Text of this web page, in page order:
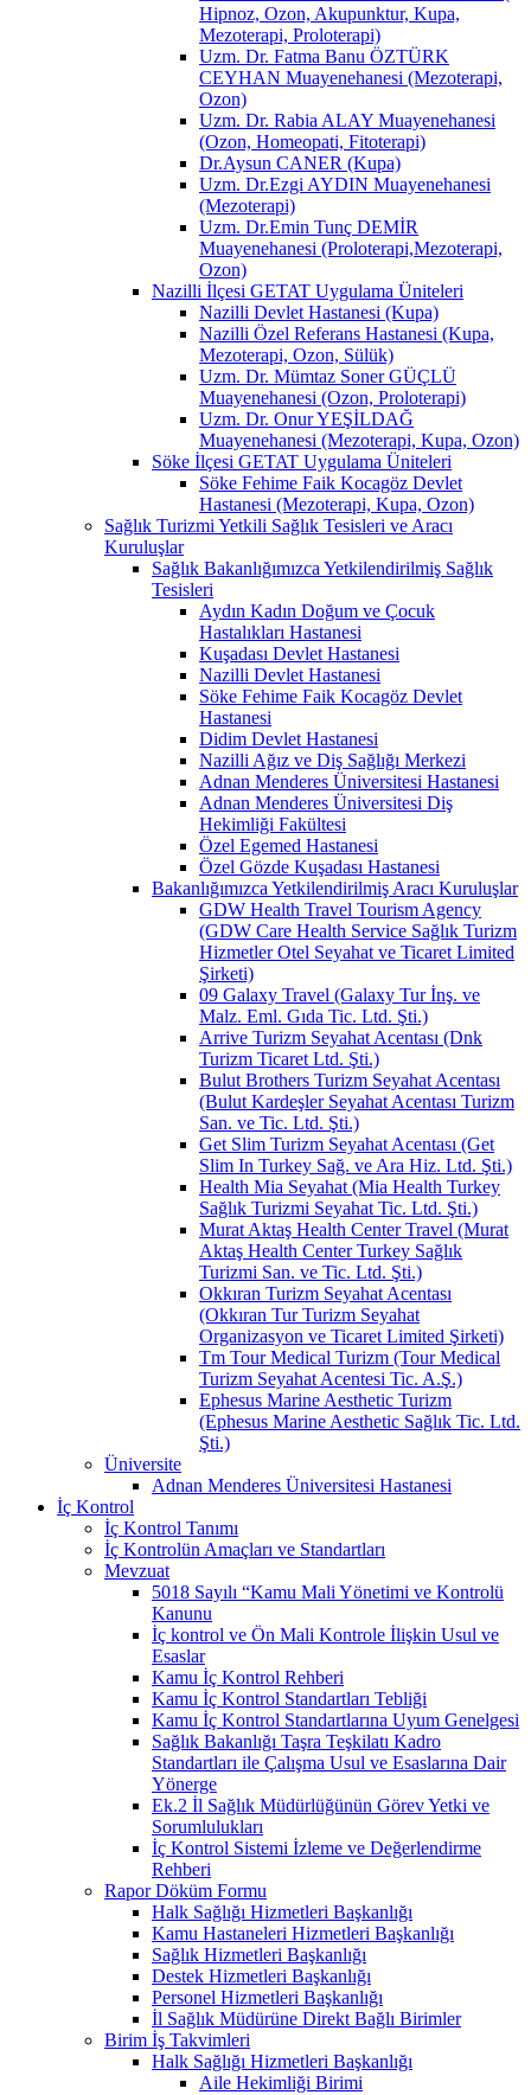
Hipnoz, Ozon, Akupunktur, Kupa,
Mezoterapi, Proloterapi)
Uzm. Dr. Fatma Banu ÖZTÜRK
CEYHAN Muayenehanesi (Mezoterapi,
Ozon)
Uzm. Dr. Rabia ALAY Muayenehanesi
(Ozon, Homeopati, Fitoterapi)
Dr.Aysun CANER (Kupa)
Uzm. Dr.Ezgi AYDIN Muayenehanesi
(Mezoterapi)
Uzm. Dr.Emin Tunç DEMİR
Muayenehanesi (Proloterapi,Mezoterapi,
Ozon)
Nazilli İlçesi GETAT Uygulama Üniteleri
Nazilli Devlet Hastanesi (Kupa)
Nazilli Özel Referans Hastanesi (Kupa,
Mezoterapi, Ozon, Sülük)
Uzm. Dr. Mümtaz Soner GÜÇLÜ
Muayenehanesi (Ozon, Proloterapi)
Uzm. Dr. Onur YEŞİLDAĞ
Muayenehanesi (Mezoterapi, Kupa, Ozon)
Söke İlçesi GETAT Uygulama Üniteleri
Söke Fehime Faik Kocagöz Devlet
Hastanesi (Mezoterapi, Kupa, Ozon)
Sağlık Turizmi Yetkili Sağlık Tesisleri ve Aracı
Kuruluşlar
Sağlık Bakanlığımızca Yetkilendirilmiş Sağlık
Tesisleri
Aydın Kadın Doğum ve Çocuk
Hastalıkları Hastanesi
Kuşadası Devlet Hastanesi
Nazilli Devlet Hastanesi
Söke Fehime Faik Kocagöz Devlet
Hastanesi
Didim Devlet Hastanesi
Nazilli Ağız ve Diş Sağlığı Merkezi
Adnan Menderes Üniversitesi Hastanesi
Adnan Menderes Üniversitesi Diş
Hekimliği Fakültesi
Özel Egemed Hastanesi
Özel Gözde Kuşadası Hastanesi
Bakanlığımızca Yetkilendirilmiş Aracı Kuruluşlar
GDW Health Travel Tourism Agency
(GDW Care Health Service Sağlık Turizm
Hizmetler Otel Seyahat ve Ticaret Limited
Şirketi)
09 Galaxy Travel (Galaxy Tur İnş. ve
Malz. Eml. Gıda Tic. Ltd. Şti.)
Arrive Turizm Seyahat Acentası (Dnk
Turizm Ticaret Ltd. Şti.)
Bulut Brothers Turizm Seyahat Acentası
(Bulut Kardeşler Seyahat Acentası Turizm
San. ve Tic. Ltd. Şti.)
Get Slim Turizm Seyahat Acentası (Get
Slim In Turkey Sağ. ve Ara Hiz. Ltd. Şti.)
Health Mia Seyahat (Mia Health Turkey
Sağlık Turizmi Seyahat Tic. Ltd. Şti.)
Murat Aktaş Health Center Travel (Murat
Aktaş Health Center Turkey Sağlık
Turizmi San. ve Tic. Ltd. Şti.)
Okkıran Turizm Seyahat Acentası
(Okkıran Tur Turizm Seyahat
Organizasyon ve Ticaret Limited Şirketi)
Tm Tour Medical Turizm (Tour Medical
Turizm Seyahat Acentesi Tic. A.Ş.)
Ephesus Marine Aesthetic Turizm
(Ephesus Marine Aesthetic Sağlık Tic. Ltd.
Şti.)
Üniversite
Adnan Menderes Üniversitesi Hastanesi
İç Kontrol
İç Kontrol Tanımı
İç Kontrolün Amaçları ve Standartları
Mevzuat
5018 Sayılı “Kamu Mali Yönetimi ve Kontrolü
Kanunu
İç kontrol ve Ön Mali Kontrole İlişkin Usul ve
Esaslar
Kamu İç Kontrol Rehberi
Kamu İç Kontrol Standartları Tebliği
Kamu İç Kontrol Standartlarına Uyum Genelgesi
Sağlık Bakanlığı Taşra Teşkilatı Kadro
Standartları ile Çalışma Usul ve Esaslarına Dair
Yönerge
Ek.2 İl Sağlık Müdürlüğünün Görev Yetki ve
Sorumlulukları
İç Kontrol Sistemi İzleme ve Değerlendirme
Rehberi
Rapor Döküm Formu
Halk Sağlığı Hizmetleri Başkanlığı
Kamu Hastaneleri Hizmetleri Başkanlığı
Sağlık Hizmetleri Başkanlığı
Destek Hizmetleri Başkanlığı
Personel Hizmetleri Başkanlığı
İl Sağlık Müdürüne Direkt Bağlı Birimler
Birim İş Takvimleri
Halk Sağlığı Hizmetleri Başkanlığı
Aile Hekimliği Birimi